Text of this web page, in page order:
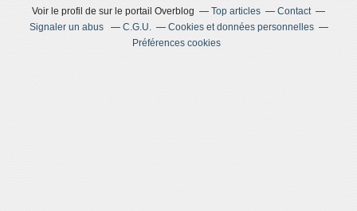
Voir le profil de sur le portail Overblog Top articles
Contact
Signaler un abus
C.G.U.
Cookies et données personnelles
Préférences cookies